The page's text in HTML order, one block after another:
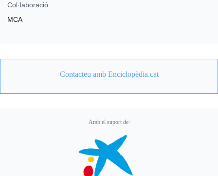
Col·laboració:
MCA
Contacteu amb Enciclopèdia.cat
Amb el suport de: